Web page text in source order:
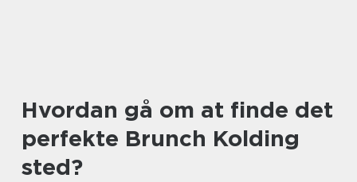
Hvordan gå om at finde det
perfekte Brunch Kolding
sted?